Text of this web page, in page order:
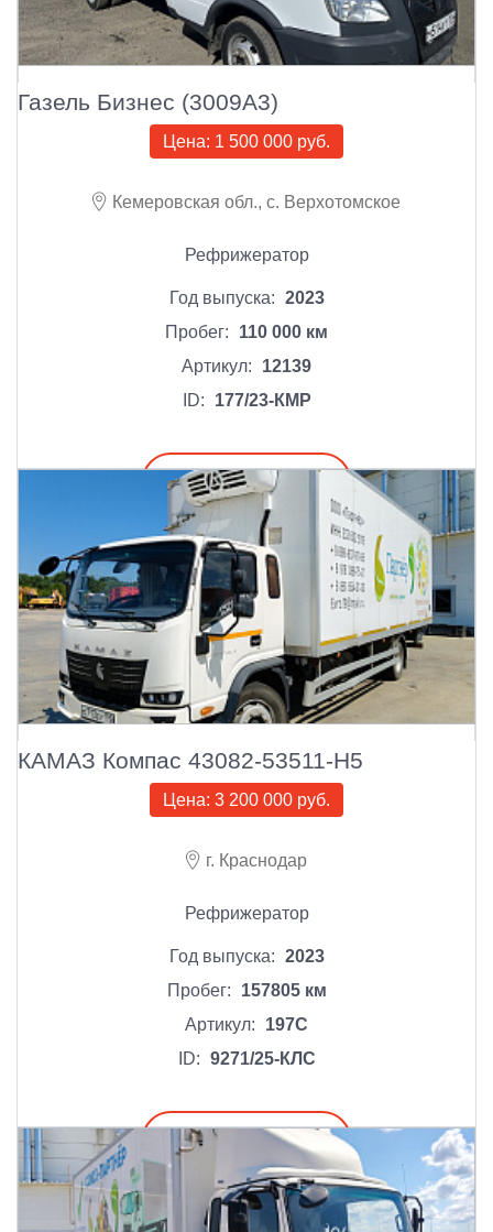
Газель Бизнес (3009A3)
Цена: 1 500 000 руб.
Кемеровская обл., с. Верхотомское
Рефрижератор
Год выпуска: 2023
Пробег:
110 000 км
Артикул:
12139
ID:
177/23-КМР
Подробнее
КАМАЗ Компас 43082-53511-Н5
Цена: 3 200 000 руб.
г. Краснодар
Рефрижератор
Год выпуска: 2023
Пробег:
157805 км
Артикул:
197С
ID: 9271/25-КЛС
Подробнее